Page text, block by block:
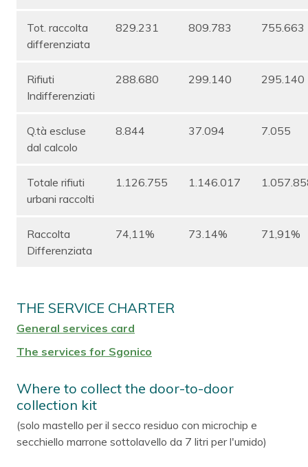
Tot. raccolta
differenziata
829.231 809.783 755.663
Rifiuti
Indifferenziati
288.680 299.140 295.140
Q.tà escluse
dal calcolo
8.844 37.094 7.055
Totale rifiuti
urbani raccolti
1.126.755 1.146.017
Raccolta
Differenziata
74,11% 73.14% 71,91%
THE SERVICE CHARTER
General services card
The services for Sgonico
Where to collect the door-to-door
collection kit
(solo mastello per il secco residuo con microchip e
secchiello marrone sottolavello da 7 litri per l'umido)